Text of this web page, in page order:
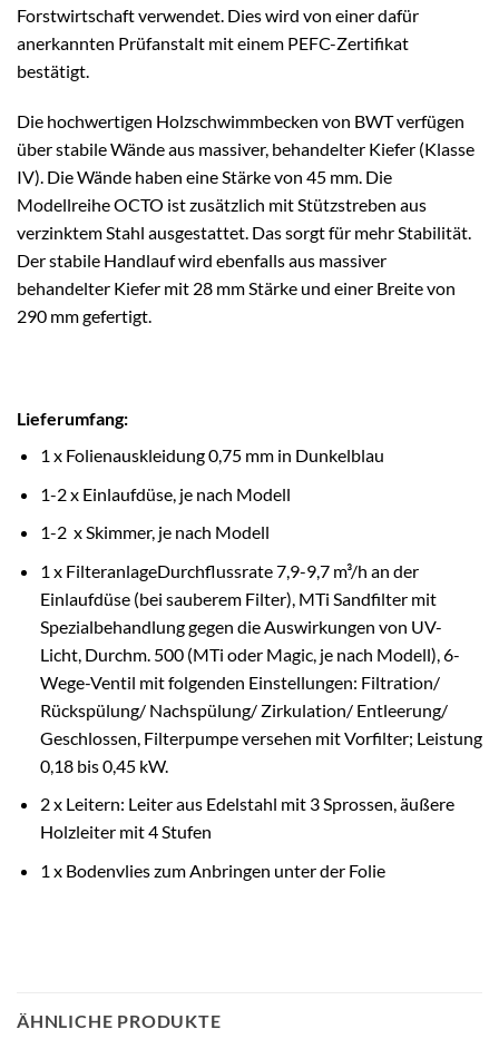
Forstwirtschaft verwendet. Dies wird von einer dafür
anerkannten Prüfanstalt mit einem PEFC-Zertifikat
bestätigt.
Die hochwertigen Holzschwimmbecken von BWT verfügen
über stabile Wände aus massiver, behandelter Kiefer (Klasse
IV). Die Wände haben eine Stärke von 45 mm. Die
Modellreihe OCTO ist zusätzlich mit Stützstreben aus
verzinktem Stahl ausgestattet. Das sorgt für mehr Stabilität.
Der stabile Handlauf wird ebenfalls aus massiver
behandelter Kiefer mit 28 mm Stärke und einer Breite von
290 mm gefertigt.
Lieferumfang:
1 x Folienauskleidung 0,75 mm in Dunkelblau
1-2 x Einlaufdüse, je nach Modell
1-2 x Skimmer, je nach Modell
1 x FilteranlageDurchflussrate 7,9-9,7 m³/h an der
Einlaufdüse (bei sauberem Filter), MTi Sandfilter mit
Spezialbehandlung gegen die Auswirkungen von UV-
Licht, Durchm. 500 (MTi oder Magic, je nach Modell), 6-
Wege-Ventil mit folgenden Einstellungen: Filtration/
Rückspülung/ Nachspülung/ Zirkulation/ Entleerung/
Geschlossen, Filterpumpe versehen mit Vorfilter; Leistung
0,18 bis 0,45 kW.
2 x Leitern: Leiter aus Edelstahl mit 3 Sprossen, äußere
Holzleiter mit 4 Stufen
1 x Bodenvlies zum Anbringen unter der Folie
ÄHNLICHE PRODUKTE